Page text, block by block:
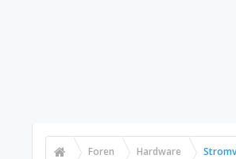
Foren Hardware